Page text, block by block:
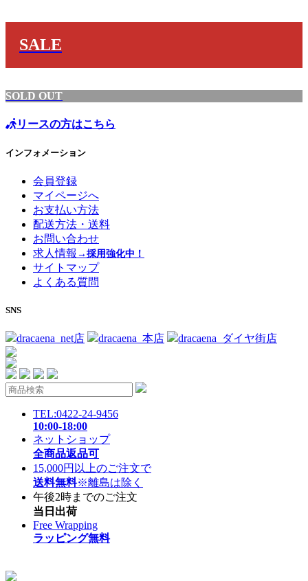
SALE
SOLD OUT
リースの方はこちら
インフォメーション
会員登録
マイページへ
お支払い方法
配送方法・送料
お問い合わせ
求人情報 →採用強化中！
サイトマップ
よくある質問
SNS
dracaena_net店 dracaena_本店 dracaena_ダイヤ街店
TEL:0422-24-9456
10:00-18:00
ネットショップ
全商品返品可
15,000円以上のご注文で
送料無料※離島は除く
午後2時までのご注文
当日出荷
Free Wrapping
ラッピング無料